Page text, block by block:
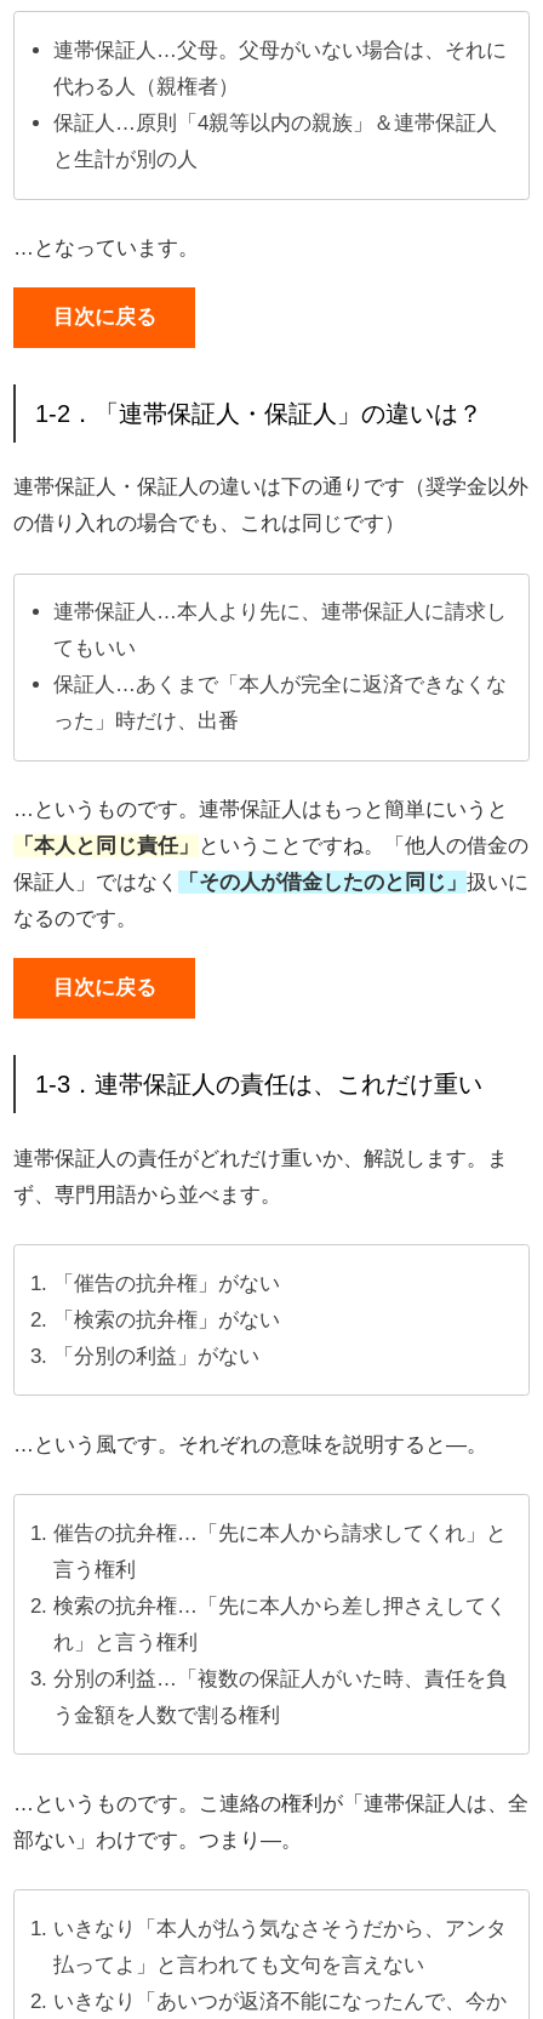
連帯保証人…父母。父母がいない場合は、それに
代わる人（親権者）
保証人…原則「4親等以内の親族」＆連帯保証人
と生計が別の人
…となっています。
目次に戻る
1-2．「連帯保証人・保証人」の違いは？
連帯保証人・保証人の違いは下の通りです（奨学金以外
の借り入れの場合でも、これは同じです）
連帯保証人…本人より先に、連帯保証人に請求し
てもいい
保証人…あくまで「本人が完全に返済できなくな
った」時だけ、出番
…というものです。連帯保証人はもっと簡単にいうと
「本人と同じ責任」
ということですね。「他人の借金の
保証人」ではなく
「その人が借金したのと同じ」扱いに
なるのです。
目次に戻る
1-3．連帯保証人の責任は、これだけ重い
連帯保証人の責任がどれだけ重いか、解説します。ま
ず、専門用語から並べます。
「催告の抗弁権」がない
「検索の抗弁権」がない
「分別の利益」がない
…という風です。それぞれの意味を説明すると―。
催告の抗弁権…「先に本人から請求してくれ」と
言う権利
検索の抗弁権…「先に本人から差し押さえしてく
れ」と言う権利
分別の利益…「複数の保証人がいた時、責任を負
う金額を人数で割る権利
…というものです。こ連絡の権利が「連帯保証人は、全
部ない」わけです。つまり―。
いきなり「本人が払う気なさそうだから、アンタ
払ってよ」と言われても文句を言えない
いきなり「あいつが返済不能になったんで、今か